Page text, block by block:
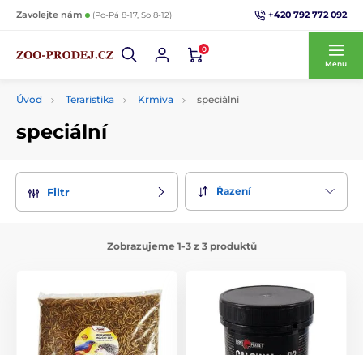
Zavolejte nám (Po-Pá 8-17, So 8-12) +420 792 772 092
0
Menu
Úvod Teraristika Krmiva speciální
speciální
Filtr Řazení
Zobrazujeme 1-3 z 3 produktů